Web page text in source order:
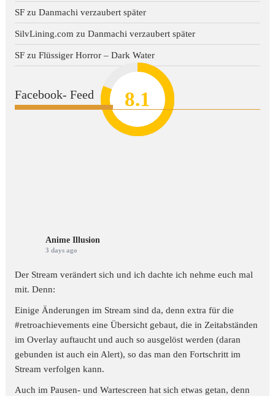
8.2
7.8
7.1
7
8.1
SF zuDanmachi verzaubert später
SilvLining.com zuDanmachi verzaubert später
SF zuFlüssiger Horror – Dark Water
Facebook- Feed
Anime Illusion
3 days ago
Der Stream verändert sich und ich dachte ich nehme euch mal
mit. Denn:
Einige Änderungen im Stream sind da, denn extra für die
#retroachievements eine Übersicht gebaut, die in Zeitabständen
im Overlay auftaucht und auch so ausgelöst werden (daran
gebunden ist auch ein Alert), so das man den Fortschritt im
Stream verfolgen kann.
Auch im Pausen- und Wartescreen hat sich etwas getan, denn